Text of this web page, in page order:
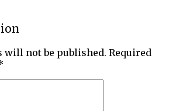
will not be published. Required